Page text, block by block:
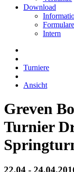
Download
Formulare
Intern
Turniere
Ansicht
Greven
Turnier
22.04 -